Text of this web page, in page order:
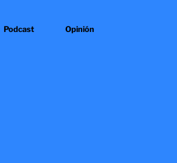
Podcast Opinión